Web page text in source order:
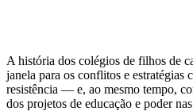
A história dos colégios de filhos de
janela para os conflitos e estratégias
resistência — e, ao mesmo tempo,
dos projetos de educação e poder